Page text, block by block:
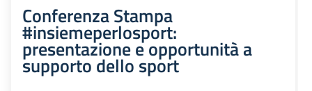
Conferenza Stampa
#insiemeperlosport:
presentazione e opportunità a
supporto dello sport